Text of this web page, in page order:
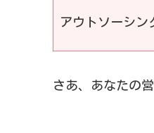
アウトソーシン
さあ、あなたの